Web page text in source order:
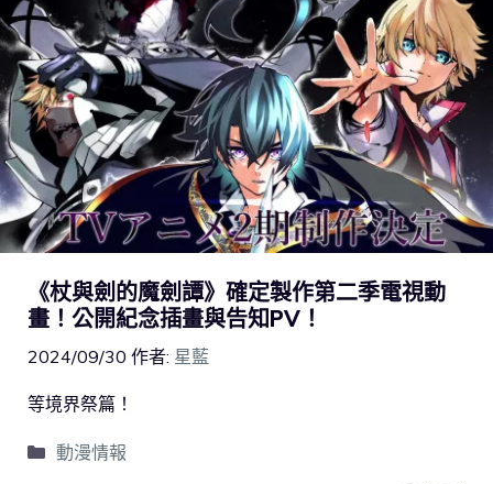
《杖與劍的魔劍譚》確定製作第二季電視動
畫！公開紀念插畫與告知PV！
2024/09/30 作者: 星藍
等境界祭篇！
動漫情報